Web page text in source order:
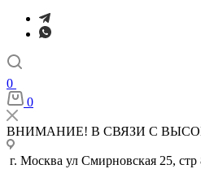
0
0
ВНИМАНИЕ! В СВЯЗИ С
г. Москва ул Смирновская 25, стр